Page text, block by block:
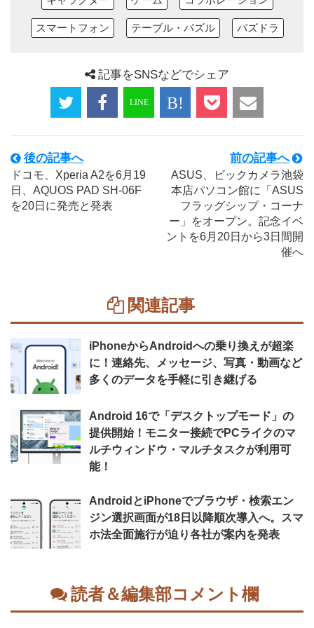
スマートフォン テーブル・パズル パズドラ
記事をSNSなどでシェア
後の記事へ
ドコモ、Xperia A2を6月19
日、AQUOS PAD SH-06F
を20日に発売と発表
前の記事へ
ASUS、ビックカメラ池袋
本店パソコン館に「ASUS
フラッグシップ・コーナ
ー」をオープン。記念イベ
ントを6月20日から3日間開
催へ
関連記事
iPhoneからAndroidへの乗り換えが超楽
に！連絡先、メッセージ、写真・動画など
多くのデータを手軽に引き継げる
Android 16で「デスクトップモード」の
提供開始！モニター接続でPCライクのマ
ルチウィンドウ・マルチタスクが利用可
能！
AndroidとiPhoneでブラウザ・検索エン
ジン選択画面が18日以降順次導入へ。スマ
ホ法全面施行が迫り各社が案内を発表
読者＆編集部コメント欄